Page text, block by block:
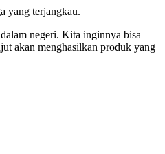
yang terjangkau.
negeri. Kita inginnya bisa
akan menghasilkan produk yang